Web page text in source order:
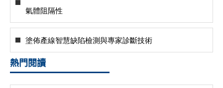
氣體阻隔性
塗佈產線智慧缺陷檢測與專家診斷技術
熱門閱讀